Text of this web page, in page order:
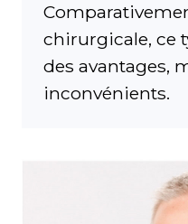
chirurgicale, ce
des avantages,
inconvénients.